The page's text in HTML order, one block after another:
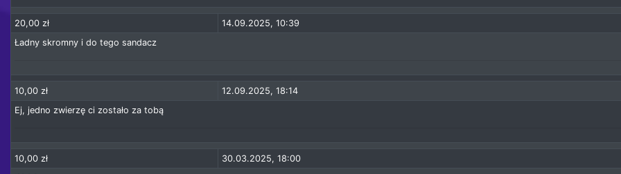
20,00 zł
14.09.2025, 10:39
Ładny skromny i do tego sandacz
10,00 zł
12.09.2025, 18:14
Ej, jedno zwierzę ci zostało za tobą
10,00 zł
30.03.2025, 18:00